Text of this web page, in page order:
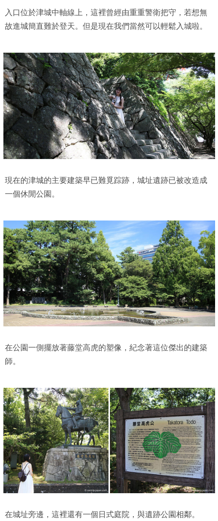
入口位於津城中軸線上，這裡曾經由重重警衛把守，若想無
故進城簡直難於登天。但是現在我們當然可以輕鬆入城啦。
現在的津城的主要建築早已難覓踪跡，城址遺跡已被改造成
一個休閒公園。
在公園一側擺放著藤堂高虎的塑像，紀念著這位傑出的建築
師。
在城址旁邊，這裡還有一個日式庭院，與遺跡公園相鄰。